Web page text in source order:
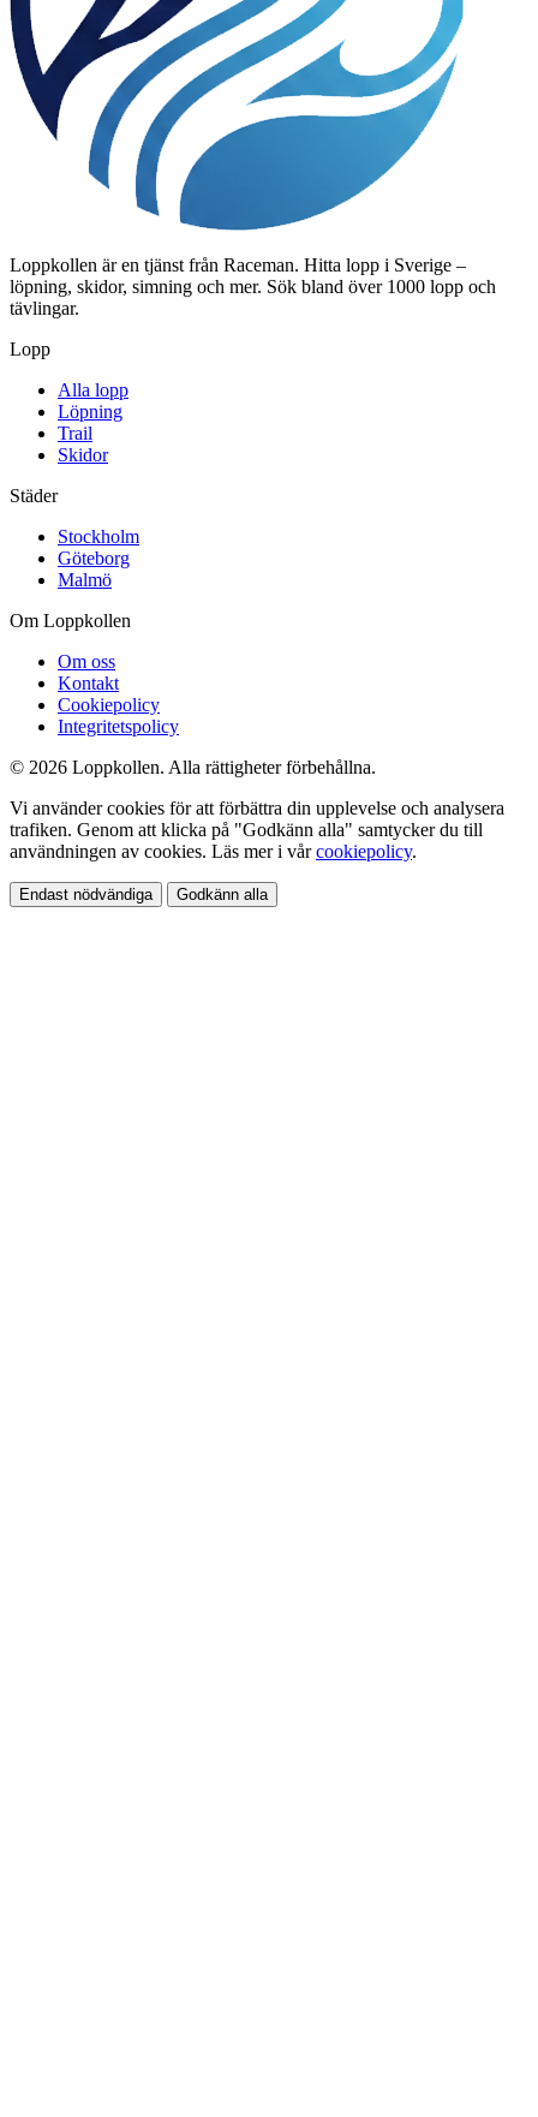
Loppkollen är en tjänst från Raceman. Hitta lopp i Sverige –
löpning, skidor, simning och mer. Sök bland över 1000 lopp och
tävlingar.
Lopp
Alla lopp
Löpning
Trail
Skidor
Städer
Stockholm
Göteborg
Malmö
Om Loppkollen
Om oss
Kontakt
Cookiepolicy
Integritetspolicy
© 2026 Loppkollen. Alla rättigheter förbehållna.
Vi använder cookies för att förbättra din upplevelse och analysera
trafiken. Genom att klicka på "Godkänn alla" samtycker du till
användningen av cookies. Läs mer i vårcookiepolicy.
Endast nödvändiga Godkänn alla